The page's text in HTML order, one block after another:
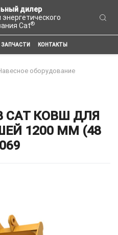
дилер
энергетического
Cat®
ЗАПЧАСТИ КОНТАКТЫ
оборудование
КОВШ ДЛЯ
1200 ММ (48